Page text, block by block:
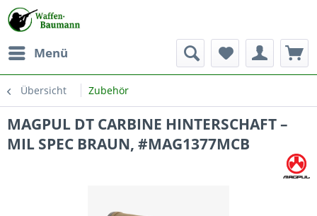
Menü
Übersicht Zubehör
MAGPUL DT CARBINE HINTERSCHAFT –
MIL SPEC BRAUN, #MAG1377MCB